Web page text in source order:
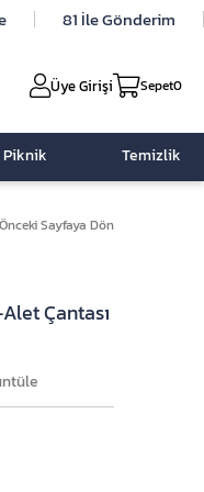
81 İle Gönderim
Üye Girişi Sepet0
Piknik Temizlik
Sayfaya Dön
Çantası